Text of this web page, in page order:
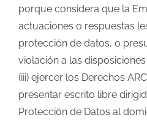
porque considera que la
actuaciones o respuestas
protección de datos, o
violación a las
(iii) ejercer los Derechos
presentar escrito libre
Protección de Datos al